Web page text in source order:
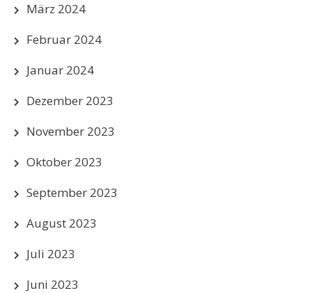
März 2024
Februar 2024
Januar 2024
Dezember 2023
November 2023
Oktober 2023
September 2023
August 2023
Juli 2023
Juni 2023